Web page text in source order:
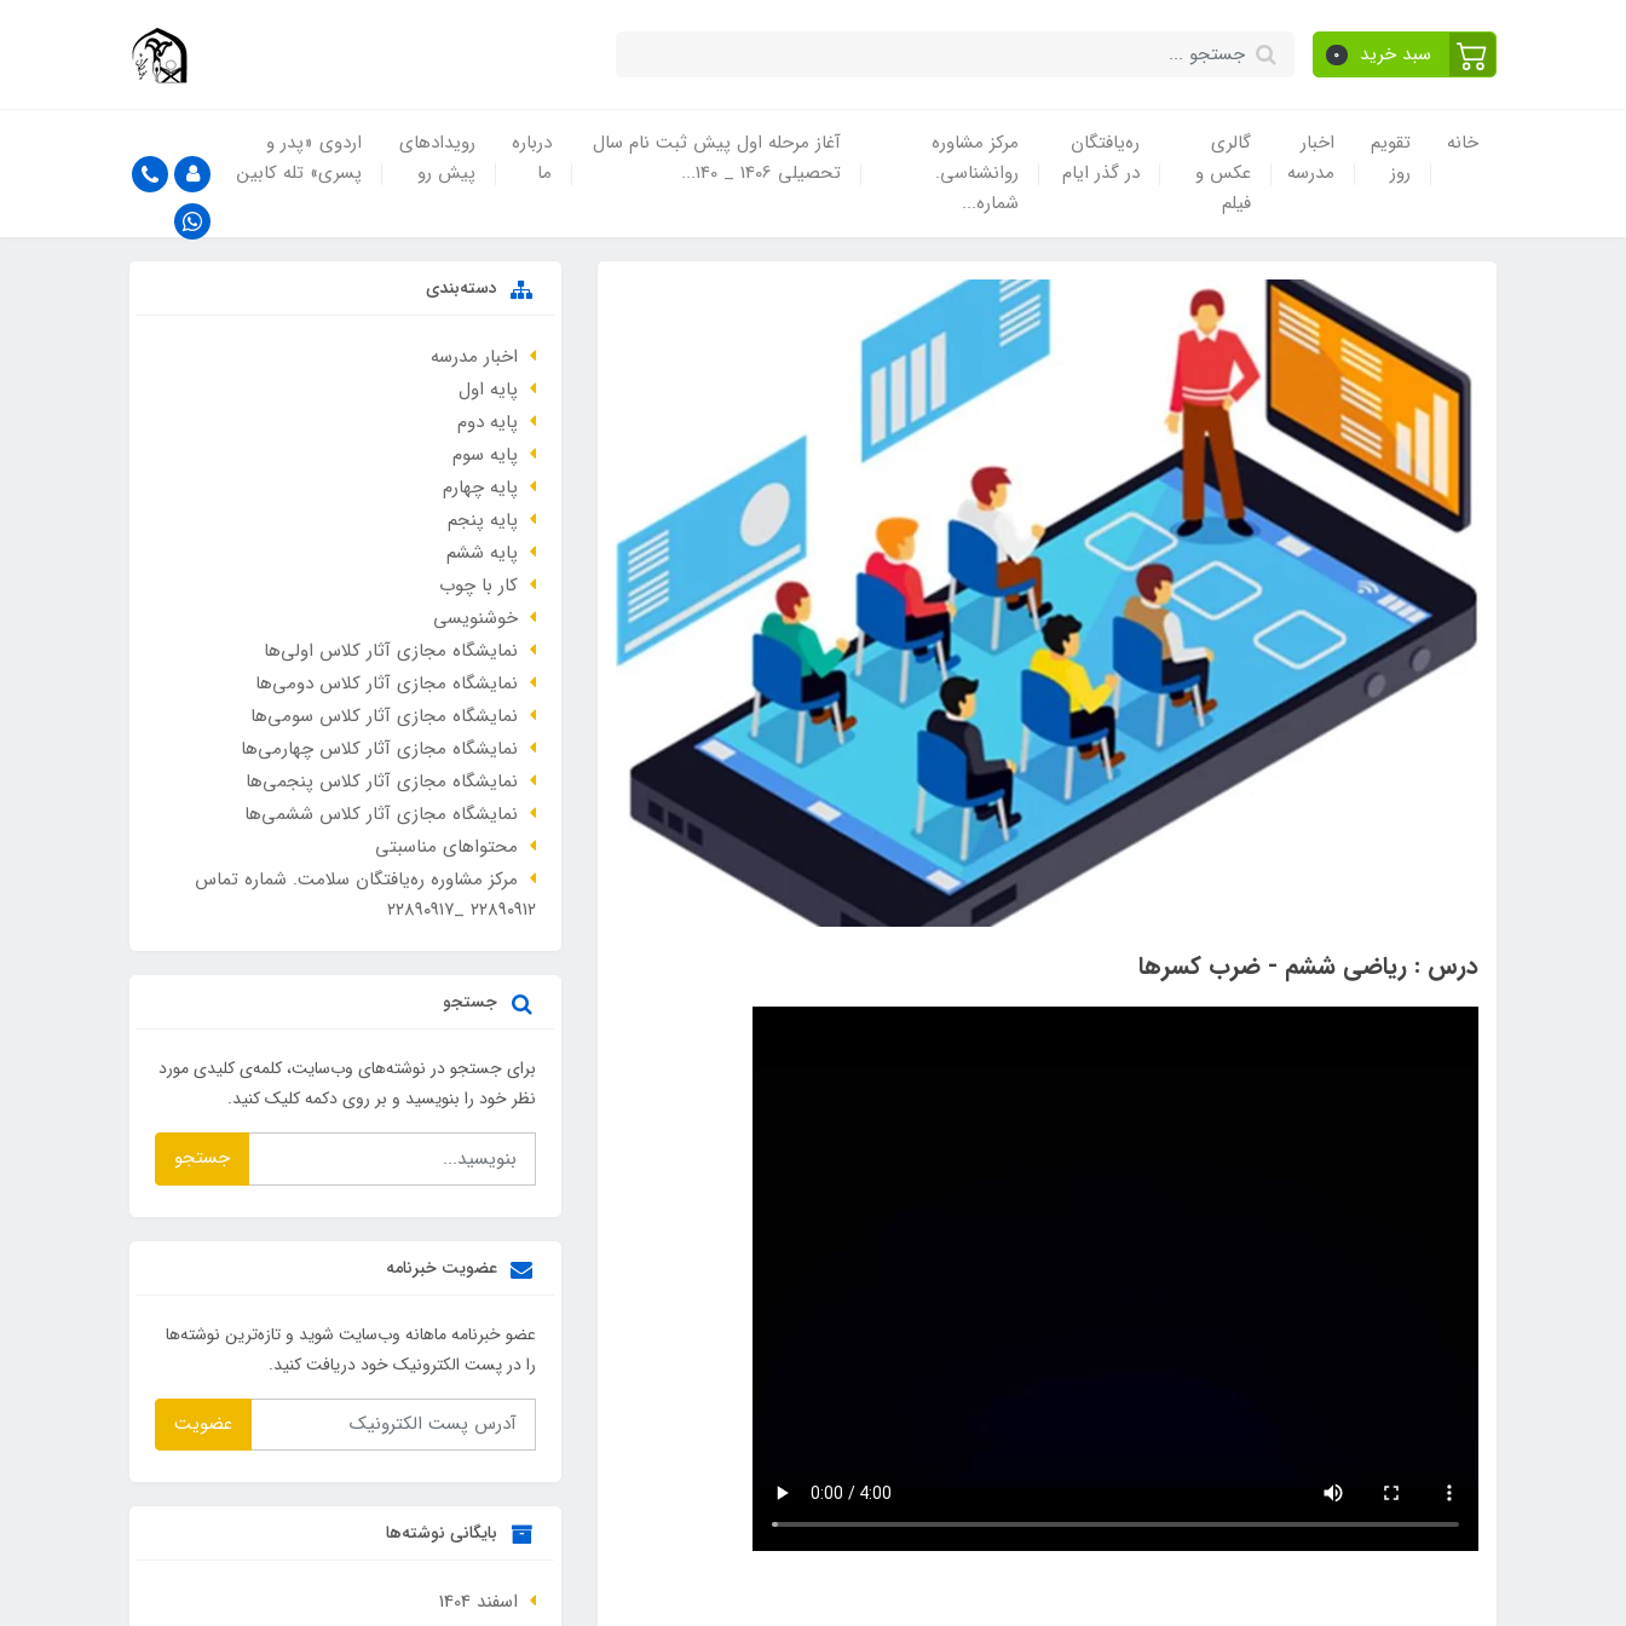
سبد خرید 0
خانه
تقویم
روز
اخبار
مدرسه
گالری
عکس و
فیلم
ره‌یافتگان
در گذر ایام
مرکز مشاوره
روانشناسی.
شماره...
آغاز مرحله اول پیش ثبت نام سال
تحصیلی 1406 _ 140...
درباره
ما
رویدادهای
پیش رو
اردوی «پدر و
پسری» تله کابین
درس : ریاضی ششم - ضرب کسرها
دسته‌بندی
اخبار مدرسه
پایه اول
پایه دوم
پایه سوم
پایه چهارم
پایه پنجم
پایه ششم
کار با چوب
خوشنویسی
نمایشگاه مجازی آثار کلاس اولی‌ها
نمایشگاه مجازی آثار کلاس دومی‌ها
نمایشگاه مجازی آثار کلاس سومی‌ها
نمایشگاه مجازی آثار کلاس چهارمی‌ها
نمایشگاه مجازی آثار کلاس پنجمی‌ها
نمایشگاه مجازی آثار کلاس ششمی‌ها
محتواهای مناسبتی
مرکز مشاوره ره‌یافتگان سلامت. شماره تماس
۲۲۸۹۰۹۱۲ _۲۲۸۹۰۹۱۷
جستجو
برای جستجو در نوشته‌های وب‌سایت، کلمه‌ی کلیدی مورد
نظر خود را بنویسید و بر روی دکمه کلیک کنید.
جستجو
عضویت خبرنامه
عضو خبرنامه ماهانه وب‌سایت شوید و تازه‌ترین نوشته‌ها
را در پست الکترونیک خود دریافت کنید.
عضویت
بایگانی نوشته‌ها
اسفند 1404